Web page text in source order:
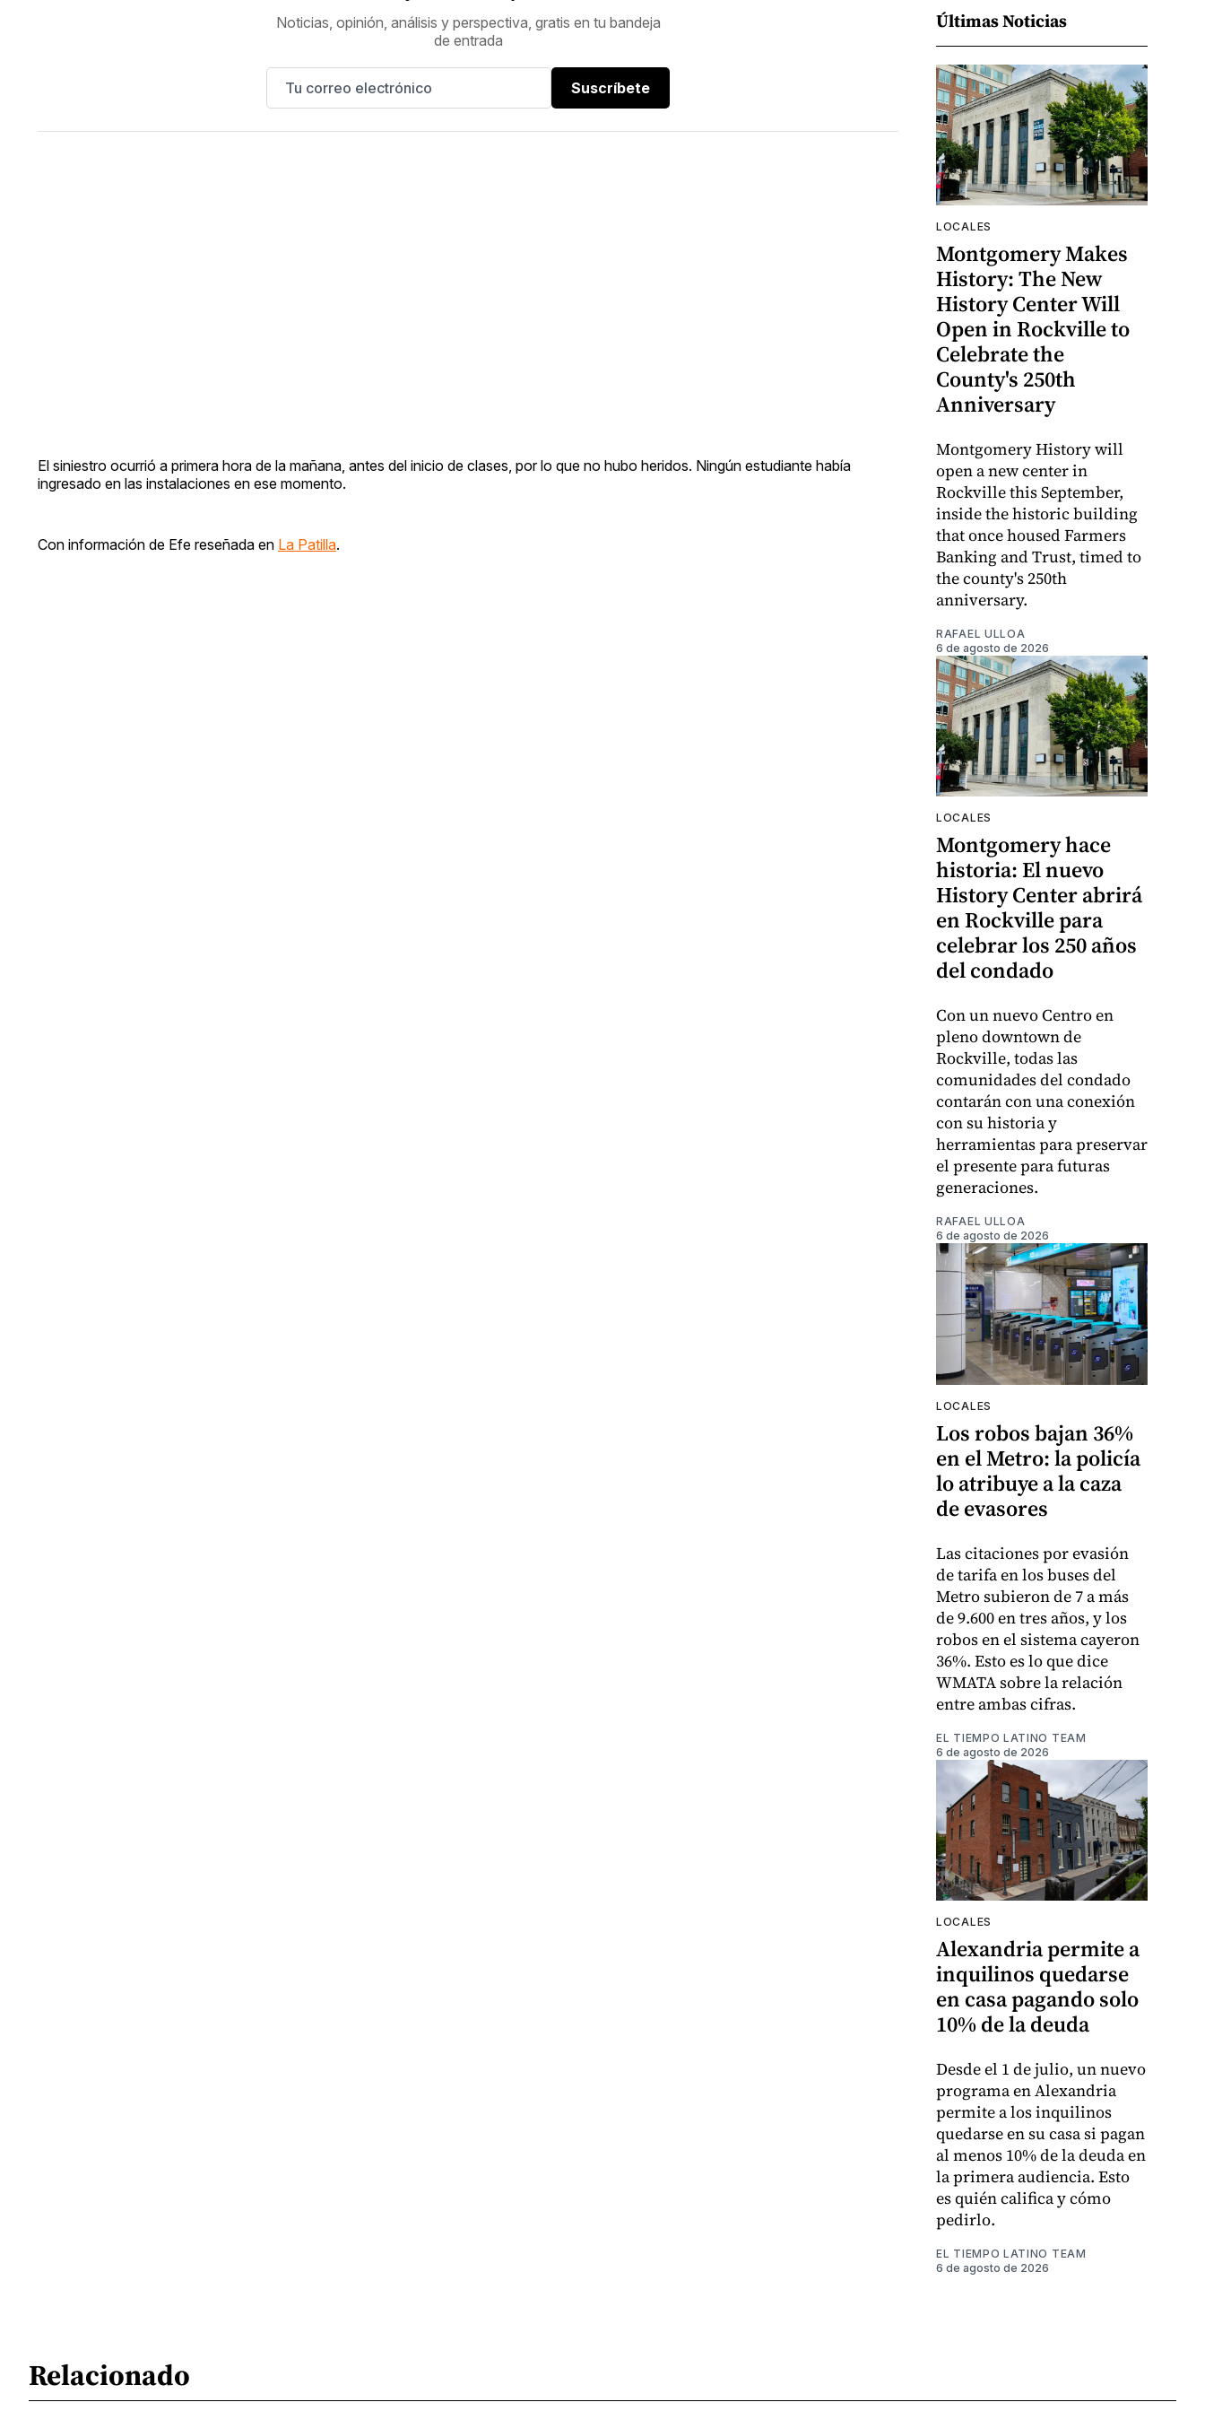
Noticias, opinión, análisis y perspectiva, gratis en tu bandeja
de entrada
Suscríbete
El siniestro ocurrió a primera hora de la mañana, antes del inicio de clases, por lo que no hubo heridos. Ningún estudiante había
ingresado en las instalaciones en ese momento.
Con información de Efe reseñada en La Patilla.
Últimas Noticias
LOCALES
Montgomery Makes
History: The New
History Center Will
Open in Rockville to
Celebrate the
County's 250th
Anniversary
Montgomery History will
open a new center in
Rockville this September,
inside the historic building
that once housed Farmers
Banking and Trust, timed to
the county's 250th
anniversary.
RAFAEL ULLOA
6 de agosto de 2026
LOCALES
Montgomery hace
historia: El nuevo
History Center abrirá
en Rockville para
celebrar los 250 años
del condado
Con un nuevo Centro en
pleno downtown de
Rockville, todas las
comunidades del condado
contarán con una conexión
con su historia y
herramientas para preservar
el presente para futuras
generaciones.
RAFAEL ULLOA
6 de agosto de 2026
LOCALES
Los robos bajan 36%
en el Metro: la policía
lo atribuye a la caza
de evasores
Las citaciones por evasión
de tarifa en los buses del
Metro subieron de 7 a más
de 9.600 en tres años, y los
robos en el sistema cayeron
36%. Esto es lo que dice
WMATA sobre la relación
entre ambas cifras.
EL TIEMPO LATINO TEAM
6 de agosto de 2026
LOCALES
Alexandria permite a
inquilinos quedarse
en casa pagando solo
10% de la deuda
Desde el 1 de julio, un nuevo
programa en Alexandria
permite a los inquilinos
quedarse en su casa si pagan
al menos 10% de la deuda en
la primera audiencia. Esto
es quién califica y cómo
pedirlo.
EL TIEMPO LATINO TEAM
6 de agosto de 2026
Relacionado